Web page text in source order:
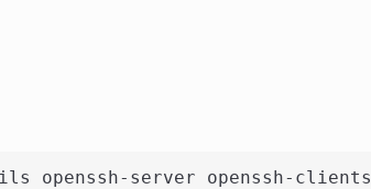
openssh-server openssh-clients